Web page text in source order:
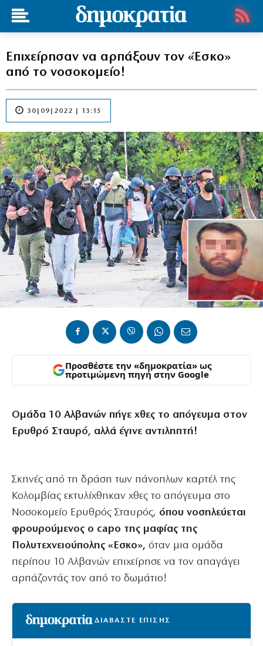
Επιχείρησαν να αρπάξουν τον «Έσκο»
από το νοσοκομείο!
30|09|2022 | 13:15
Προσθέστε την «δημοκρατία» ως
προτιμώμενη πηγή στην Google
Ομάδα 10 Αλβανών πήγε χθες το απόγευμα στον
Ερυθρό Σταυρό, αλλά έγινε αντιληπτή!
Σκηνές από τη δράση των πάνοπλων καρτέλ της
Κολομβίας εκτυλίχθηκαν χθες το απόγευμα στο
Νοσοκομείο Ερυθρός Σταυρός, όπου νοσηλεύεται
φρουρούμενος ο capo της μαφίας της
Πολυτεχνειούπολης «Εσκο», όταν μια ομάδα
περίπου 10 Αλβανών επιχείρησε να τον απαγάγει
αρπάζοντάς τον από το δωμάτιο!
ΔΙΑΒΑΣΤΕ ΕΠΙΣΗΣ